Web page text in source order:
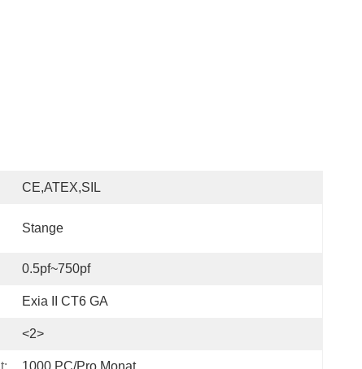
CE,ATEX,SIL
Stange
0.5pf~750pf
Exia II CT6 GA
<2>
1000 PC/pro Monat